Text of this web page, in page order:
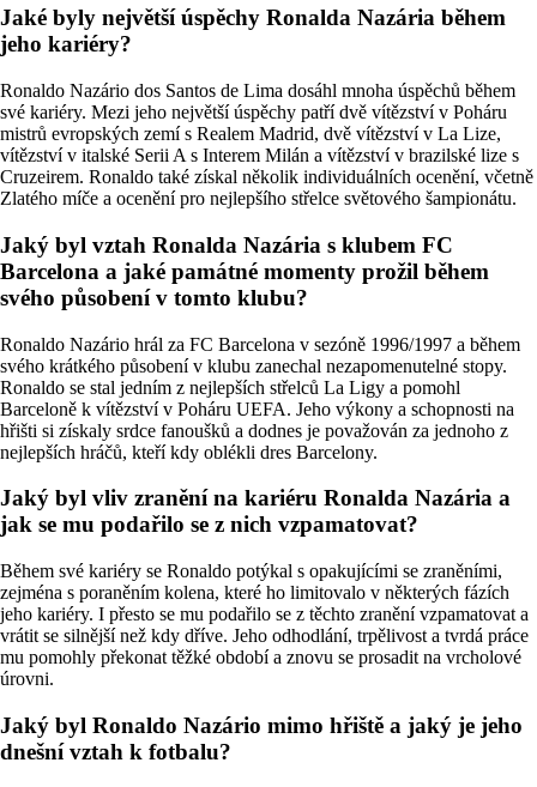
Jaké byly největší úspěchy Ronalda Nazária během
jeho kariéry?
Ronaldo Nazário dos Santos de Lima dosáhl mnoha úspěchů během
své kariéry. Mezi jeho největší úspěchy patří dvě vítězství v Poháru
mistrů evropských zemí s Realem Madrid, dvě vítězství v La Lize,
vítězství v italské Serii A s Interem Milán a vítězství v brazilské lize s
Cruzeirem. Ronaldo také získal několik individuálních ocenění, včetně
Zlatého míče a ocenění pro nejlepšího střelce světového šampionátu.
Jaký byl vztah Ronalda Nazária s klubem FC
Barcelona a jaké památné momenty prožil během
svého působení v tomto klubu?
Ronaldo Nazário hrál za FC Barcelona v sezóně 1996/1997 a během
svého krátkého působení v klubu zanechal nezapomenutelné stopy.
Ronaldo se stal jedním z nejlepších střelců La Ligy a pomohl
Barceloně k vítězství v Poháru UEFA. Jeho výkony a schopnosti na
hřišti si získaly srdce fanoušků a dodnes je považován za jednoho z
nejlepších hráčů, kteří kdy oblékli dres Barcelony.
Jaký byl vliv zranění na kariéru Ronalda Nazária a
jak se mu podařilo se z nich vzpamatovat?
Během své kariéry se Ronaldo potýkal s opakujícími se zraněními,
zejména s poraněním kolena, které ho limitovalo v některých fázích
jeho kariéry. I přesto se mu podařilo se z těchto zranění vzpamatovat a
vrátit se silnější než kdy dříve. Jeho odhodlání, trpělivost a tvrdá práce
mu pomohly překonat těžké období a znovu se prosadit na vrcholové
úrovni.
Jaký byl Ronaldo Nazário mimo hřiště a jaký je jeho
dnešní vztah k fotbalu?